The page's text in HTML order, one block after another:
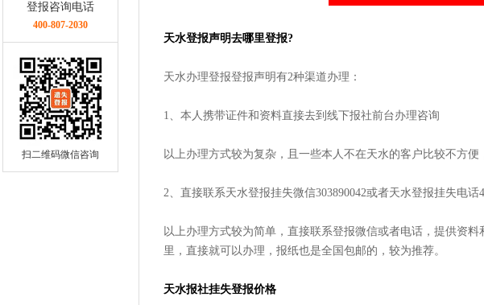
天水登报声明去哪里登报?
天水办理登报登报声明有2种渠道办理：
1、本人携带证件和资料直接去到线下报社前台办理咨询
以上办理方式较为复杂，且一些本人不在天水的客户比较不方便
2、直接联系天水登报挂失微信303890042或者天水登报挂失电话
以上办理方式较为简单，直接联系登报微信或者电话，提供资
里，直接就可以办理，报纸也是全国包邮的，较为推荐。
天水报社挂失登报价格
登报咨询电话
400-807-2030
扫二维码微信咨询